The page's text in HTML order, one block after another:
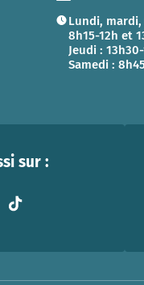
Lundi,
8h15-12h et
Jeudi :
Samedi :
sur :